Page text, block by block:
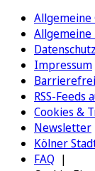
Allgemeine
Allgemeine
Impressum
RSS-Feeds
Cookies &
Newsletter
Kölner
FAQ